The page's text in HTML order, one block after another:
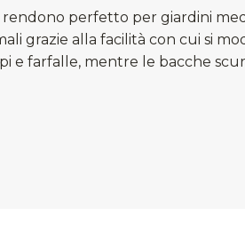
perfetto per giardini
grazie alla facilità con cui si
e farfalle, mentre le bacche